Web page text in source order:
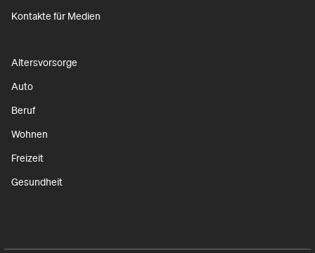
Kontakte für Medien
Altersvorsorge
Auto
Beruf
Wohnen
Freizeit
Gesundheit